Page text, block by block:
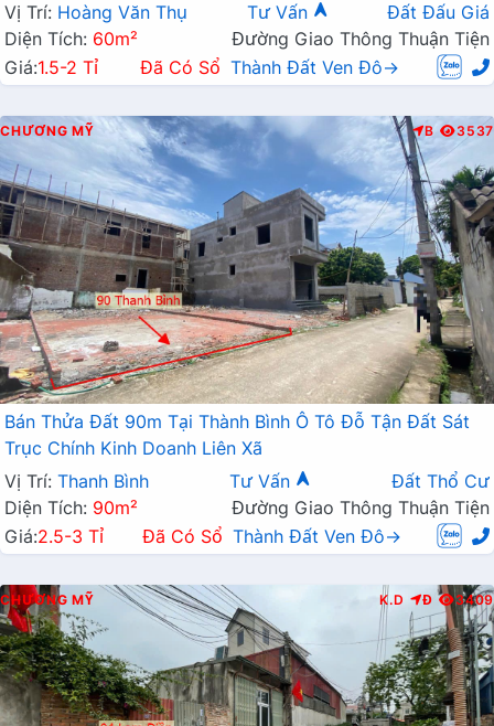
Vị Trí: Hoàng Văn Thụ Tư Vấn
Đất Đấu Giá
Diện Tích: 60m²
Đường Giao Thông Thuận Tiện
Giá:1.5-2 Tỉ Đã Có Sổ Thành Đất Ven Đô→
CHƯƠNG MỸ B 3537
Bán Thửa Đất 90m Tại Thành Bình Ô Tô Đỗ Tận Đất Sát
Trục Chính Kinh Doanh Liên Xã
Vị Trí: Thanh Bình Tư Vấn
Đất Thổ Cư
Diện Tích: 90m²
Đường Giao Thông Thuận Tiện
Giá:2.5-3 Tỉ Đã Có Sổ Thành Đất Ven Đô→
CHƯƠNG MỸ K.D Đ 3409